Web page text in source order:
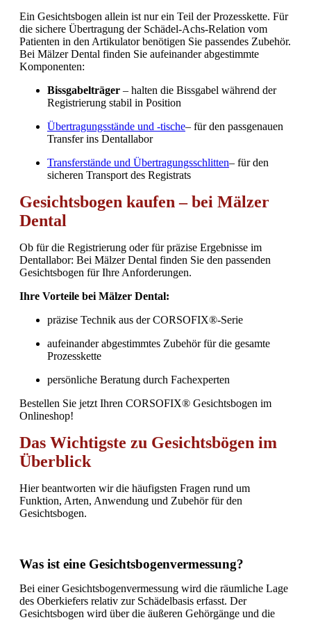
Ein Gesichtsbogen allein ist nur ein Teil der Prozesskette. Für
die sichere Übertragung der Schädel-Achs-Relation vom
Patienten in den Artikulator benötigen Sie passendes Zubehör.
Bei Mälzer Dental finden Sie aufeinander abgestimmte
Komponenten:
Bissgabelträger – halten die Bissgabel während der
Registrierung stabil in Position
Übertragungsstände und -tische– für den passgenauen
Transfer ins Dentallabor
Transferstände und Übertragungsschlitten– für den
sicheren Transport des Registrats
Gesichtsbogen kaufen – bei Mälzer
Dental
Ob für die Registrierung oder für präzise Ergebnisse im
Dentallabor: Bei Mälzer Dental finden Sie den passenden
Gesichtsbogen für Ihre Anforderungen.
Ihre Vorteile bei Mälzer Dental:
präzise Technik aus der CORSOFIX®-Serie
aufeinander abgestimmtes Zubehör für die gesamte
Prozesskette
persönliche Beratung durch Fachexperten
Bestellen Sie jetzt Ihren CORSOFIX® Gesichtsbogen im
Onlineshop!
Das Wichtigste zu Gesichtsbögen im
Überblick
Hier beantworten wir die häufigsten Fragen rund um
Funktion, Arten, Anwendung und Zubehör für den
Gesichtsbogen.
Was ist eine Gesichtsbogenvermessung?
Bei einer Gesichtsbogenvermessung wird die räumliche Lage
des Oberkiefers relativ zur Schädelbasis erfasst. Der
Gesichtsbogen wird über die äußeren Gehörgänge und die